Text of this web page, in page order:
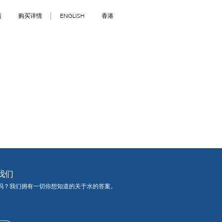
购买详情 ENGLISH 香港
们
？我们拥有一切你想知道的关于水的答案。